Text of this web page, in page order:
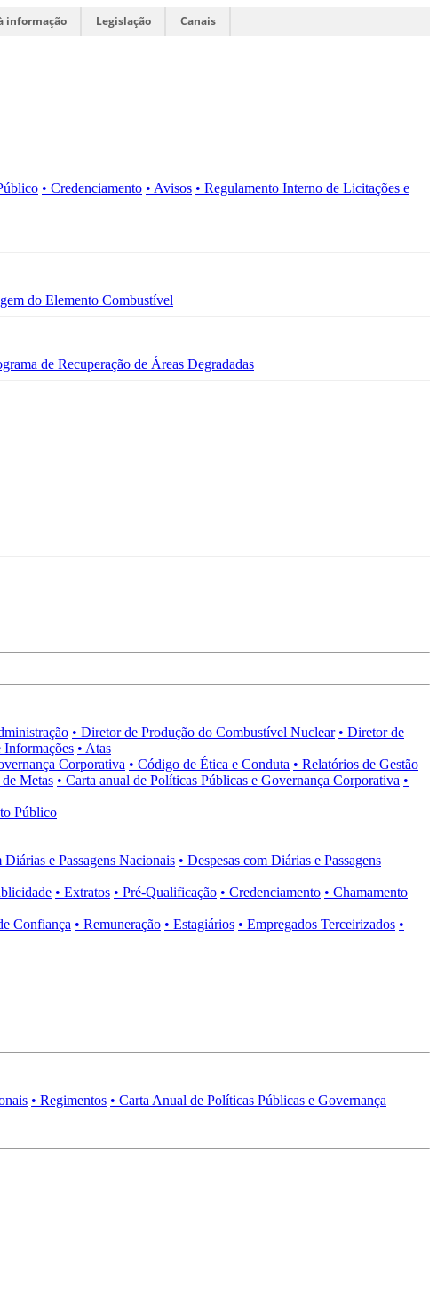
informação Legislação Canais
• Credenciamento • Avisos • Regulamento Interno de Licitações e
do Elemento Combustível
de Recuperação de Áreas Degradadas
• Diretor de Produção do Combustível Nuclear • Diretor de
Informações • Atas
Corporativa • Código de Ética e Conduta • Relatórios de Gestão
Metas • Carta anual de Políticas Públicas e Governança Corporativa •
Público
Diárias e Passagens Nacionais • Despesas com Diárias e Passagens
• Extratos • Pré-Qualificação • Credenciamento • Chamamento
Confiança • Remuneração • Estagiários • Empregados Terceirizados •
• Regimentos • Carta Anual de Políticas Públicas e Governança